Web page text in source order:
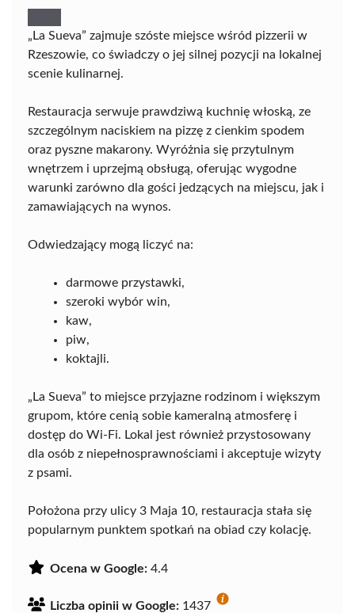
„La Sueva” zajmuje szóste miejsce wśród pizzerii w
Rzeszowie, co świadczy o jej silnej pozycji na lokalnej
scenie kulinarnej.
Restauracja serwuje prawdziwą kuchnię włoską, ze
szczególnym naciskiem na pizzę z cienkim spodem
oraz pyszne makarony. Wyróżnia się przytulnym
wnętrzem i uprzejmą obsługą, oferując wygodne
warunki zarówno dla gości jedzących na miejscu, jak i
zamawiających na wynos.
Odwiedzający mogą liczyć na:
darmowe przystawki,
szeroki wybór win,
kaw,
piw,
koktajli.
„La Sueva” to miejsce przyjazne rodzinom i większym
grupom, które cenią sobie kameralną atmosferę i
dostęp do Wi-Fi. Lokal jest również przystosowany
dla osób z niepełnosprawnościami i akceptuje wizyty
z psami.
Położona przy ulicy 3 Maja 10, restauracja stała się
popularnym punktem spotkań na obiad czy kolację.
Ocena w Google: 4.4
Liczba opinii w Google: 1437